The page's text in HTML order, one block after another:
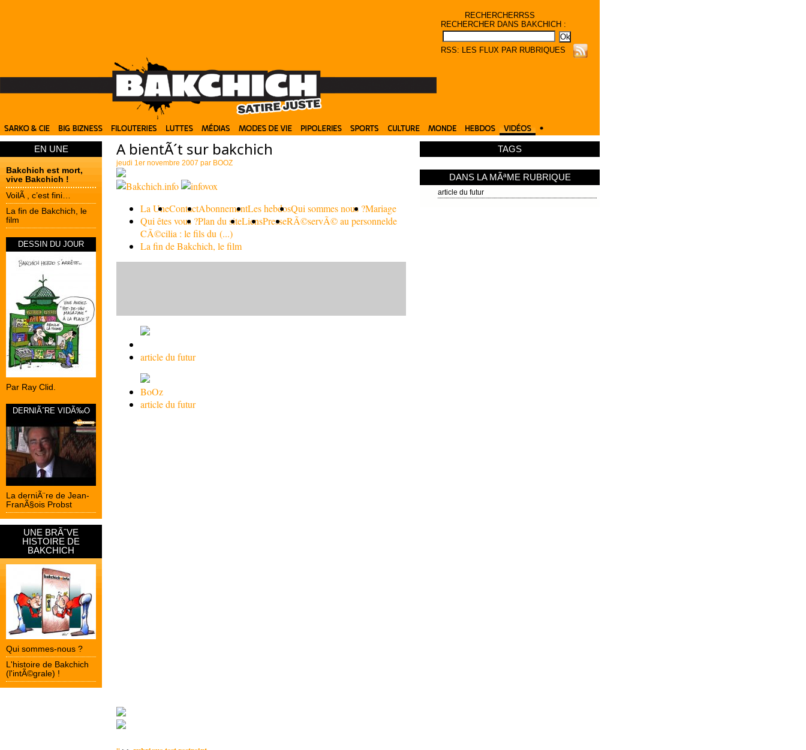
RECHERCHERRSS
RECHERCHER DANS BAKCHICH :
RSS: LES FLUX PAR RUBRIQUES
EN UNE
Bakchich est mort,
vive Bakchich !
VoilÃ , c’est fini…
La fin de Bakchich, le
film
DESSIN DU JOUR
Par Ray Clid.
DERNIÃˆRE VIDÃ‰O
La derniÃ¨re de Jean-
FranÃ§ois Probst
UNE BRÃˆVE
HISTOIRE DE
BAKCHICH
Qui sommes-nous ?
L'histoire de Bakchich
(l'intÃ©grale) !
TAGS
DANS LA MÃªME RUBRIQUE
article du futur
A bientÃ´t sur bakchich
jeudi 1er novembre 2007 par BOOZ
La UneContactAbonnementLes hebdosQui sommes nous ?
Qui êtes vous ?Plan du siteLiensPresseRÃ©servÃ© au personnel
Mariage
de
CÃ©cilia : le fils du (...)
La fin de Bakchich, le film
article du futur
BoOz
article du futur